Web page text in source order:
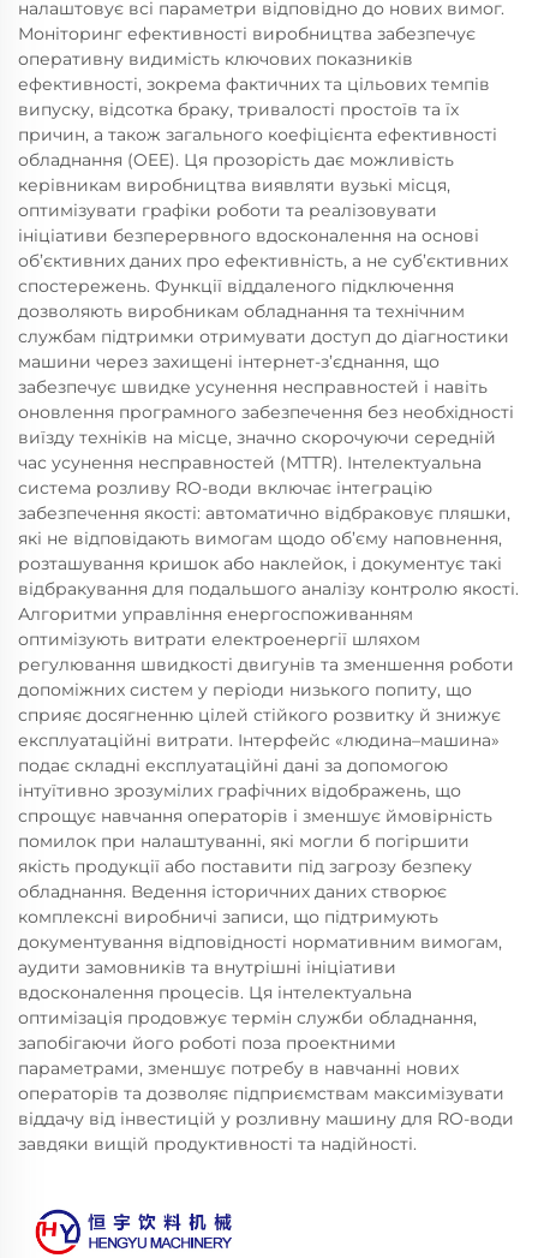
налаштовує всі параметри відповідно до нових вимог.
Моніторинг ефективності виробництва забезпечує
оперативну видимість ключових показників
ефективності, зокрема фактичних та цільових темпів
випуску, відсотка браку, тривалості простоїв та їх
причин, а також загального коефіцієнта ефективності
обладнання (OEE). Ця прозорість дає можливість
керівникам виробництва виявляти вузькі місця,
оптимізувати графіки роботи та реалізовувати
ініціативи безперервного вдосконалення на основі
об’єктивних даних про ефективність, а не суб’єктивних
спостережень. Функції віддаленого підключення
дозволяють виробникам обладнання та технічним
службам підтримки отримувати доступ до діагностики
машини через захищені інтернет-з’єднання, що
забезпечує швидке усунення несправностей і навіть
оновлення програмного забезпечення без необхідності
виїзду техніків на місце, значно скорочуючи середній
час усунення несправностей (MTTR). Інтелектуальна
система розливу RO-води включає інтеграцію
забезпечення якості: автоматично відбраковує пляшки,
які не відповідають вимогам щодо об’єму наповнення,
розташування кришок або наклейок, і документує такі
відбракування для подальшого аналізу контролю якості.
Алгоритми управління енергоспоживанням
оптимізують витрати електроенергії шляхом
регулювання швидкості двигунів та зменшення роботи
допоміжних систем у періоди низького попиту, що
сприяє досягненню цілей стійкого розвитку й знижує
експлуатаційні витрати. Інтерфейс «людина–машина»
подає складні експлуатаційні дані за допомогою
інтуїтивно зрозумілих графічних відображень, що
спрощує навчання операторів і зменшує ймовірність
помилок при налаштуванні, які могли б погіршити
якість продукції або поставити під загрозу безпеку
обладнання. Ведення історичних даних створює
комплексні виробничі записи, що підтримують
документування відповідності нормативним вимогам,
аудити замовників та внутрішні ініціативи
вдосконалення процесів. Ця інтелектуальна
оптимізація продовжує термін служби обладнання,
запобігаючи його роботі поза проектними
параметрами, зменшує потребу в навчанні нових
операторів та дозволяє підприємствам максимізувати
віддачу від інвестицій у розливну машину для RO-води
завдяки вищій продуктивності та надійності.